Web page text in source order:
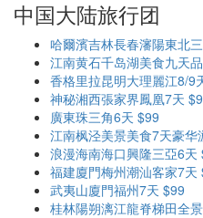
中国大陆旅行团
哈爾濱吉林長春瀋陽東北
江南黄石千岛湖美食九天
香格里拉昆明大理麗江8/9
神秘湘西張家界鳳凰7天
廣東珠三角6天 $99
江南枫泾美景美食7天豪华
浪漫海南海口興隆三亞6天
福建廈門梅州潮汕客家7天
武夷山廈門福州7天 $99
桂林陽朔漓江龍脊梯田全